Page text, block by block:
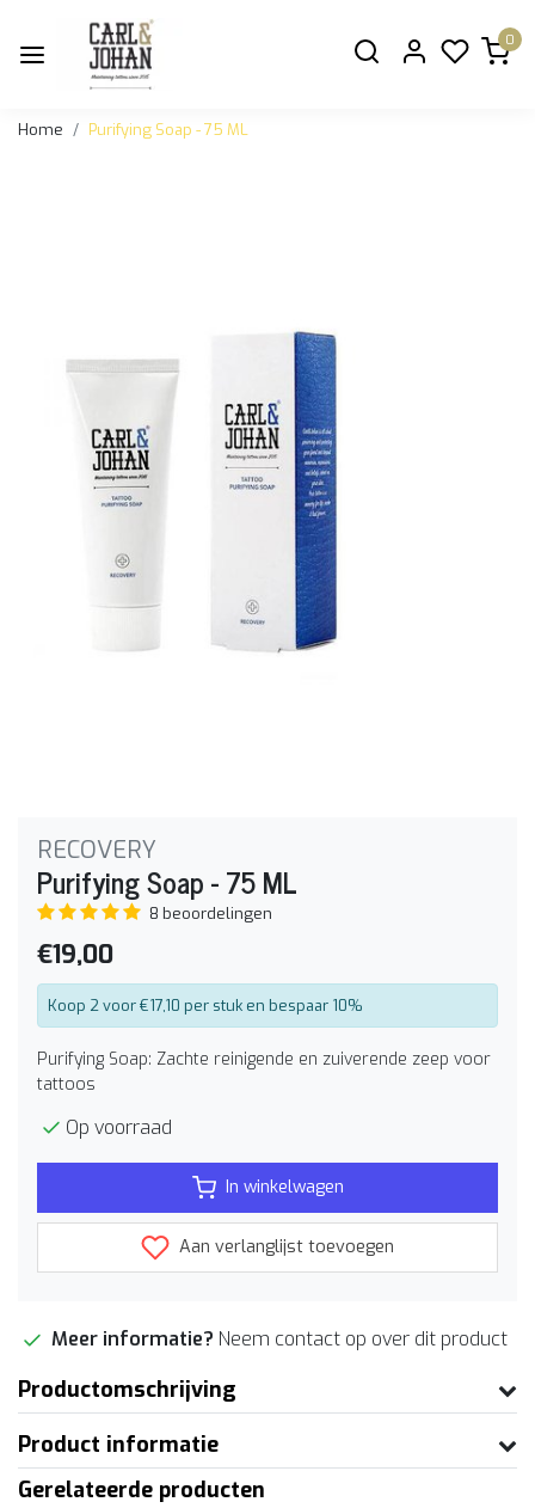
0
Home Purifying Soap - 75 ML
RECOVERY
Purifying Soap - 75 ML
8 beoordelingen
€19,00
Koop 2 voor €17,10 per stuk en bespaar 10%
Purifying Soap: Zachte reinigende en zuiverende zeep voor
tattoos
Op voorraad
In winkelwagen
Aan verlanglijst toevoegen
Meer informatie? Neem contact op over dit product
Productomschrijving
Product informatie
Gerelateerde producten